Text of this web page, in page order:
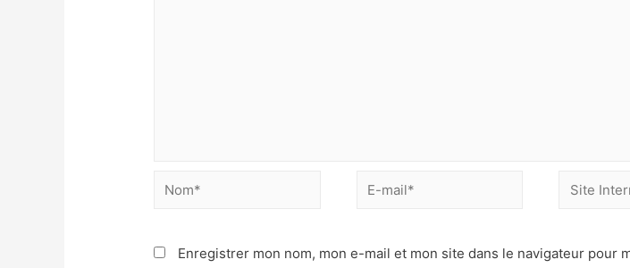
Nom*
E-
Site
Enregistrer mon nom, mon e-mail et mon site dans le navigateur pour